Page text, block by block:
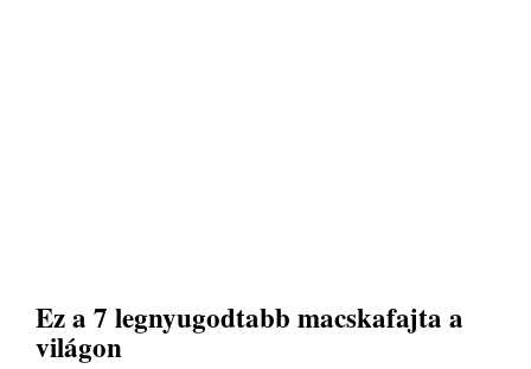
Ez a 7 legnyugodtabb macskafajta a
világon